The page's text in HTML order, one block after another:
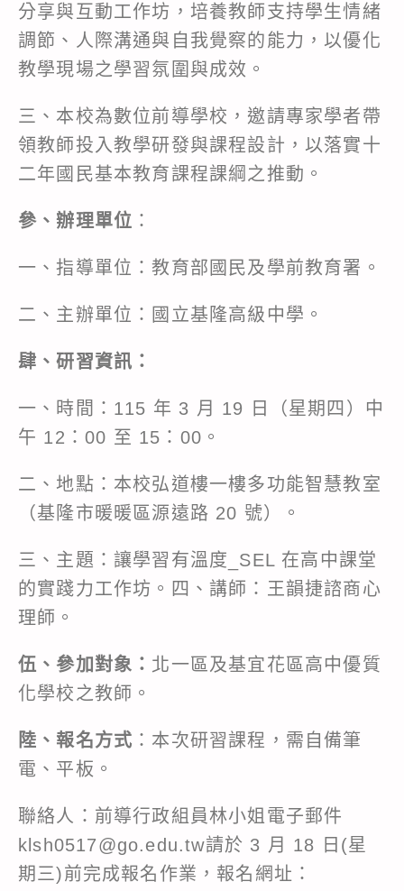
分享與互動工作坊，培養教師支持學生情緒
調節、人際溝通與自我覺察的能力，以優化
教學現場之學習氛圍與成效。
三、本校為數位前導學校，邀請專家學者帶
領教師投入教學研發與課程設計，以落實十
二年國民基本教育課程課綱之推動。
參、辦理單位 ：
一、指導單位：教育部國民及學前教育署。
二、主辦單位：國立基隆高級中學。
肆、研習資訊：
一、時間：115 年 3 月 19 日（星期四）中
午 12：00 至 15：00。
二、地點：本校弘道樓一樓多功能智慧教室
（基隆市暖暖區源遠路 20 號）。
三、主題：讓學習有溫度_SEL 在高中課堂
的實踐力工作坊。四、講師：王韻捷諮商心
理師。
伍、參加對象： 北一區及基宜花區高中優質
化學校之教師。
陸、報名方式 ：本次研習課程，需自備筆
電、平板。
聯絡人：前導行政組員林小姐電子郵件
klsh0517@go.edu.tw請於 3 月 18 日(星
期三)前完成報名作業，報名網址：